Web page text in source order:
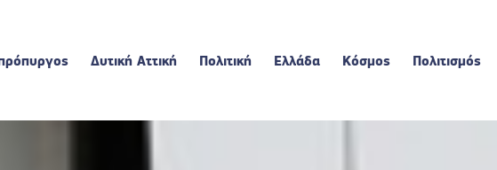
Δυτική Αττική Πολιτική Ελλάδα Κόσμος Πολιτισμός